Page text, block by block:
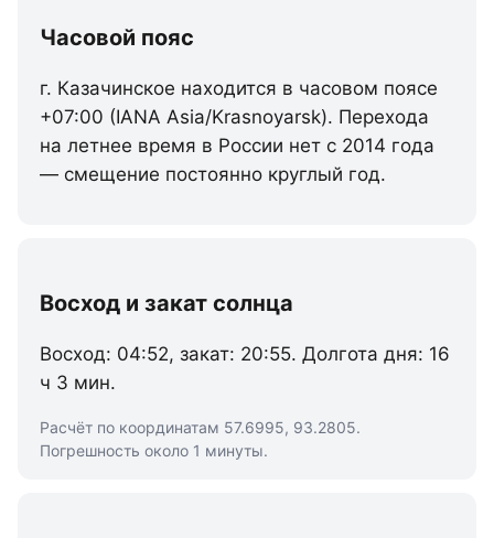
Часовой пояс
г. Казачинское находится в часовом поясе
+07:00 (IANA Asia/Krasnoyarsk). Перехода
на летнее время в России нет с 2014 года
— смещение постоянно круглый год.
Восход и закат солнца
Восход: 04:52, закат: 20:55. Долгота дня: 16
ч 3 мин.
Расчёт по координатам 57.6995, 93.2805.
Погрешность около 1 минуты.